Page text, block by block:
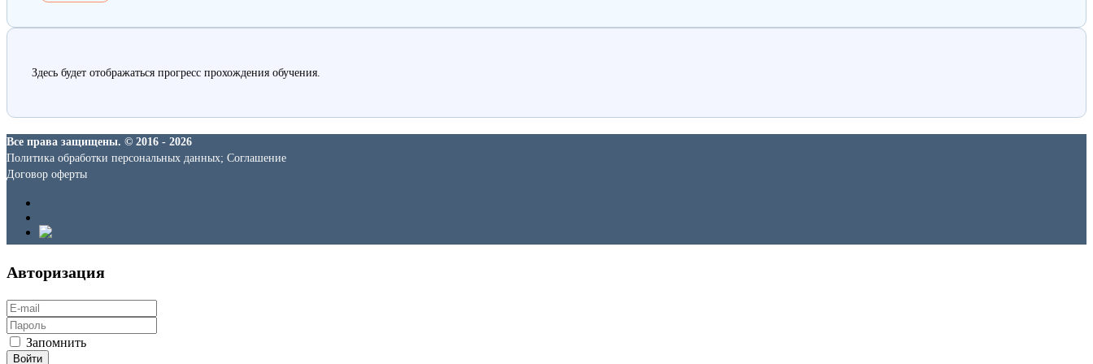
Здесь будет отображаться прогресс прохождения обучения.
Все права защищены. © 2016 - 2026
Политика обработки персональных данных; Соглашение
Договор оферты
Авторизация
Запомнить